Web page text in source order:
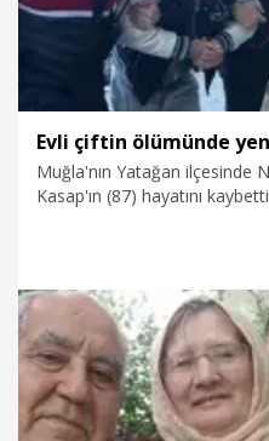
Muğla'nın Yatağan ilçesinde
Kasap'ın (87) hayatını
tespit edildi. Kürşat K.'nin
kuyumcuya satmaya
aldı.
14.03.2026 Foto Galeri